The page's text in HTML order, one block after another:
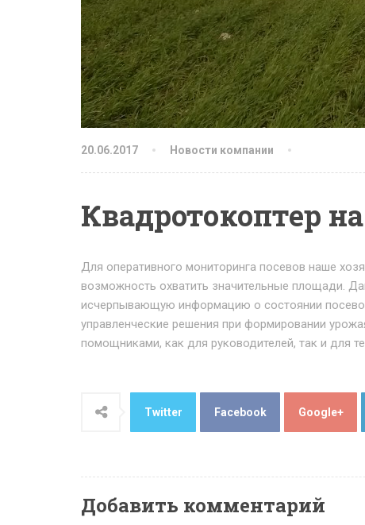
20.06.2017 Новости компании
Квадротокоптер
Для оперативного мониторинга посевов наше
возможность охватить значительные площади.
исчерпывающую информацию о состоянии
управленческие решения при формировании
помощниками, как для руководителей, так и для
Twitter Facebook Google+
Добавить комментарий